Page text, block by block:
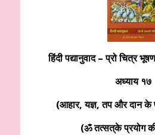
हिंदी पद्यानुवाद – प्रो चित्र
अध्याय १७
(आहार, यज्ञ, तप और दान
(ॐ तत्सत्‌के प्रयोग